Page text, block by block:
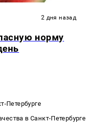
2 дня назад
норму
Петербурге
в Санкт-Петербурге